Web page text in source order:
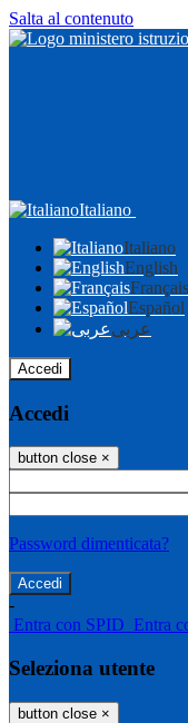
Salta al contenuto
Italiano
Italiano
English
Français
Español
عربى
Accedi
Accedi
button close ×
Password dimenticata?
-
Entra con SPID Entra
Seleziona utente
button close ×